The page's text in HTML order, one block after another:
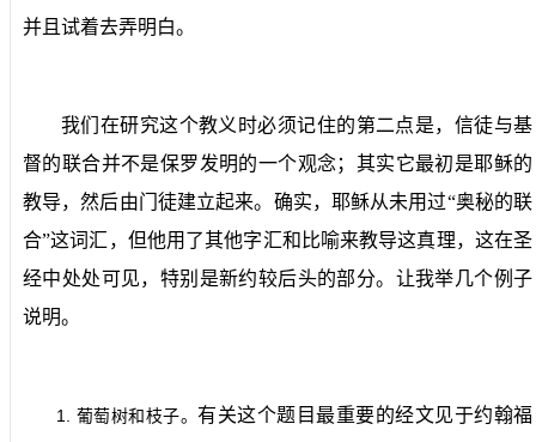
并且试着去弄明白。
我们在研究这个教义时必须记住的第二点是，信徒与基
督的联合并不是保罗发明的一个观念；其实它最初是耶稣的
教导，然后由门徒建立起来。确实，耶稣从未用过“奥秘的联
合”这词汇，但他用了其他字汇和比喻来教导这真理，这在圣
经中处处可见，特别是新约较后头的部分。让我举几个例子
说明。
1. 葡萄树和枝子。 有关这个题目最重要的经文见于约翰福